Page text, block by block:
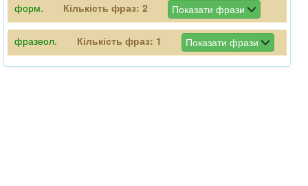
форм. Кількість фраз: 2 Показати фрази
фразеол. Кількість фраз: 1 Показати фрази